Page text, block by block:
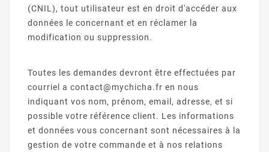
(CNIL), tout utilisateur est en droit d'accéder aux
données le concernant et en réclamer la
modification ou suppression.
Toutes les demandes devront être effectuées par
courriel a contact@mychicha.fr en nous
indiquant vos nom, prénom, email, adresse, et si
possible votre référence client. Les informations
et données vous concernant sont nécessaires à la
gestion de votre commande et à nos relations